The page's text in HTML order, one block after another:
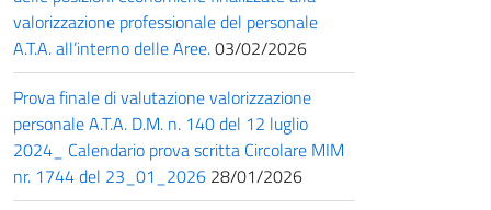
valorizzazione professionale del personale
A.T.A. all’interno delle Aree.03/02/2026
Prova finale di valutazione valorizzazione
personale A.T.A. D.M. n. 140 del 12 luglio
2024_ Calendario prova scritta Circolare MIM
nr. 1744 del 23_01_2026 28/01/2026